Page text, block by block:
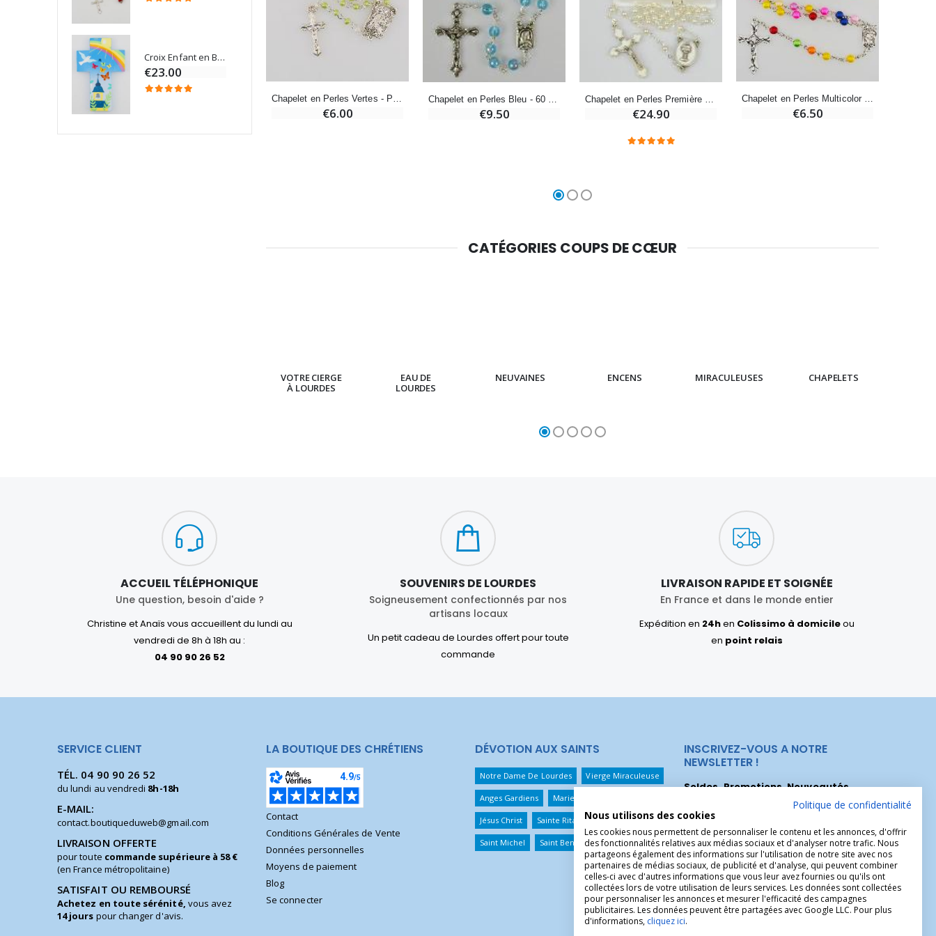
Croix Enfant en Bois Eglise Papillons et Arc-en-ciel 15 cm
€23.00 €23.00
Bougie Neuvaine pour une Guérison - 17.5cm
€4.90
Chapelet en Perles Vertes - Première Communion
€6.00 €9.50 €24.90
Chapelet en Perles Multicolor sur Chaîne Argenté - 60 cm
€6.50
CATÉGORIES COUPS DE CŒUR
VOTRE CIERGE
À LOURDES
EAU DE
LOURDES
NEUVAINES ENCENS MIRACULEUSES CHAPELETS
ACCUEIL TÉLÉPHONIQUE
Une question, besoin d'aide ?
Christine et Anaïs vous accueillent du lundi au
vendredi de 8h à 18h au :
04 90 90 26 52
SOUVENIRS DE LOURDES
Soigneusement confectionnés par nos
artisans locaux
Un petit cadeau de Lourdes offert pour toute
commande
LIVRAISON RAPIDE ET SOIGNÉE
En France et dans le monde entier
Expédition en 24hen Colissimo à domicileou
en point relais
SERVICE CLIENT
TÉL. 04 90 90 26 52
du lundi au vendredi 8h-18h
E-MAIL:
contact.boutiqueduweb@gmail.com
LIVRAISON OFFERTE
pour toute commande supérieure à 58 €
(en France métropolitaine)
SATISFAIT OU REMBOURSÉ
Achetez en toute sérénité, vous avez
14 jours pour changer d'avis.
LA BOUTIQUE DES CHRÉTIENS
Contact
Conditions Générales de Vente
Données personnelles
Moyens de paiement
Blog
Se connecter
DÉVOTION AUX SAINTS
Notre Dame De Lourdes Vierge Miraculeuse
Anges Gardiens Marie Qui Défait Les Noeuds
Jésus Christ Sainte Rita Sainte Thérèse
Saint Michel Saint Benoît Saint Christophe
INSCRIVEZ-VOUS A NOTRE
NEWSLETTER !
Soldes, Promotions, Nouveautés...
Inscrivez-vous maintenant pour recevoir
nos meilleures offres.
Politique de confidentialité
Nous utilisons des cookies
Les cookies nous permettent de personnaliser le contenu et les annonces, d'offrir
des fonctionnalités relatives aux médias sociaux et d'analyser notre trafic. Nous
partageons également des informations sur l'utilisation de notre site avec nos
partenaires de médias sociaux, de publicité et d'analyse, qui peuvent combiner
celles-ci avec d'autres informations que vous leur avez fournies ou qu'ils ont
collectées lors de votre utilisation de leurs services. Les données sont collectées
pour personnaliser les annonces et mesurer l'efficacité des campagnes
publicitaires. Les données peuvent être partagées avec Google LLC. Pour plus
d'informations, cliquez ici.